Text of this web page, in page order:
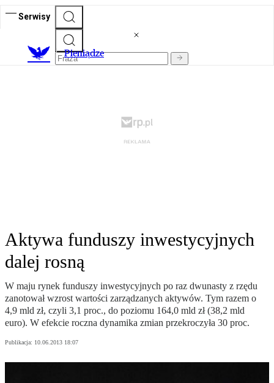
Serwisy
Pieniądze
Aktywa funduszy inwestycyjnych
dalej rosną
W maju rynek funduszy inwestycyjnych po raz dwunasty z rzędu
zanotował wzrost wartości zarządzanych aktywów. Tym razem o
4,9 mld zł, czyli 3,1 proc., do poziomu 164,0 mld zł (38,2 mld
euro). W efekcie roczna dynamika zmian przekroczyła 30 proc.
Publikacja: 10.06.2013 18:07